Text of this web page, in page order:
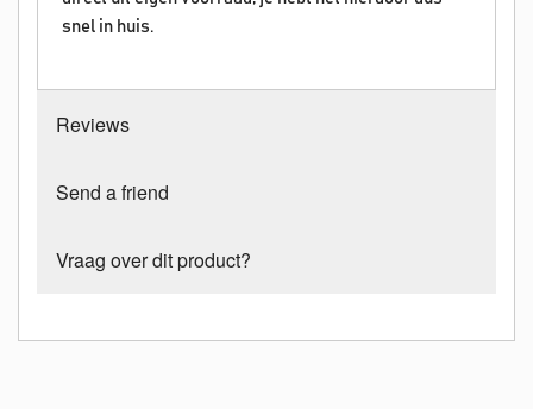
snel in huis.
Reviews
Send a friend
Vraag over dit product?